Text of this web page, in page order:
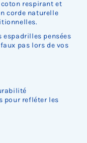
respirant et
corde naturelle
espadrilles pensées
pas lors de vos
pour refléter les